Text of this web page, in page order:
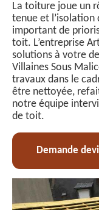
La toiture joue un
tenue et l’isolation
important de
toit. L’entreprise
solutions à votre
Villaines Sous
travaux dans le
être nettoyée,
notre équipe
de toit.
Demande